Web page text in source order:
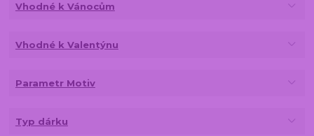
Vhodné k Vánocům
Vhodné k Valentýnu
Parametr Motiv
Typ dárku